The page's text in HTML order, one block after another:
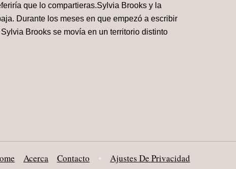
que lo compartieras.Sylvia Brooks y la
Durante los meses en que empezó a escribir
Brooks se movía en un territorio distinto
Acerca Contacto • Ajustes De Privacidad